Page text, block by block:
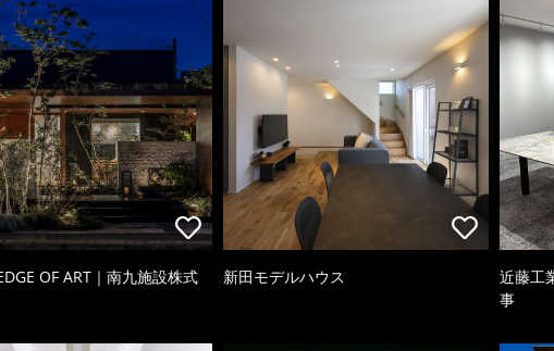
OF ART｜南九施設株式 新田モデルハウス
近藤工
事